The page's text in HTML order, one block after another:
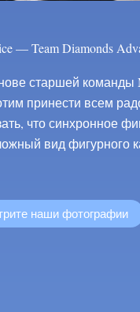
— Team Diamonds
старшей
принести всем
что синхронное
вид фигурного
наши фотографии